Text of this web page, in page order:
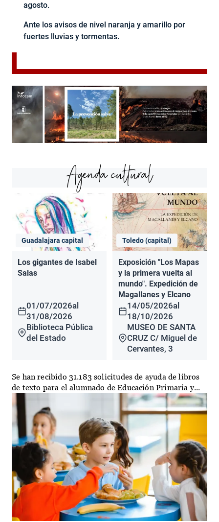
agosto.
Ante los avisos de nivel naranja y amarillo por
fuertes lluvias y tormentas.
Agenda cultural
Guadalajara capital
Los gigantes de Isabel
Salas
01/07/2026al
31/08/2026
Biblioteca Pública
del Estado
Toledo (capital)
Exposición "Los Mapas
y la primera vuelta al
mundo". Expedición de
Magallanes y Elcano
14/05/2026al
18/10/2026
MUSEO DE SANTA
CRUZ C/ Miguel de
Cervantes, 3
Se han recibido 31.183 solicitudes de ayuda de libros
de texto para el alumnado de Educación Primaria y...